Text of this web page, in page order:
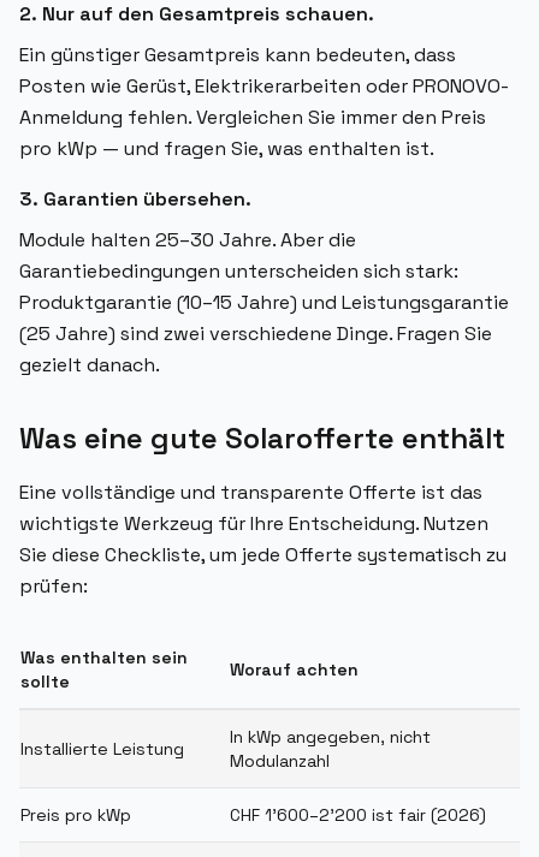
2. Nur auf den Gesamtpreis schauen.
Ein günstiger Gesamtpreis kann bedeuten, dass
Posten wie Gerüst, Elektrikerarbeiten oder PRONOVO-
Anmeldung fehlen. Vergleichen Sie immer den Preis
pro kWp — und fragen Sie, was enthalten ist.
3. Garantien übersehen.
Module halten 25–30 Jahre. Aber die
Garantiebedingungen unterscheiden sich stark:
Produktgarantie (10–15 Jahre) und Leistungsgarantie
(25 Jahre) sind zwei verschiedene Dinge. Fragen Sie
gezielt danach.
Was eine gute Solarofferte enthält
Eine vollständige und transparente Offerte ist das
wichtigste Werkzeug für Ihre Entscheidung. Nutzen
Sie diese Checkliste, um jede Offerte systematisch zu
prüfen:
Was enthalten sein
sollte
Worauf achten
Installierte Leistung
In kWp angegeben, nicht
Modulanzahl
Preis pro kWp CHF 1'600–2'200 ist fair (2026)